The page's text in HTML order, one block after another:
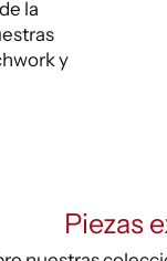
la
y
Piezas